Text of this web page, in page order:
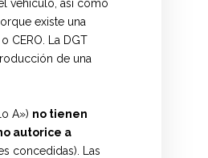
vehículo, así como
existe una
CERO. La DGT
de una
A») no tienen
autorice a
concedidas). Las